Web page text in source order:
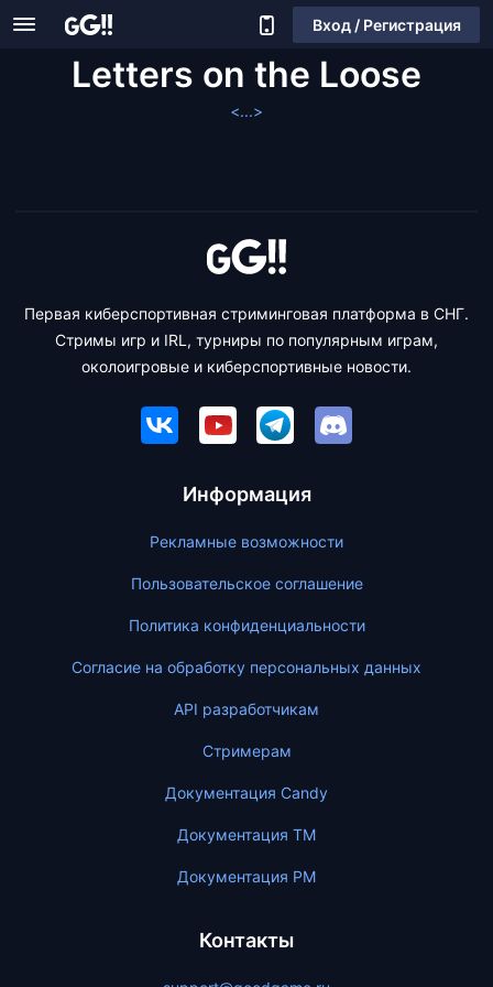
Вход / Регистрация
Letters on the Loose
<...>
Первая киберспортивная стриминговая платформа в СНГ.
Стримы игр и IRL, турниры по популярным играм,
околоигровые и киберспортивные новости.
Информация
Рекламные возможности
Пользовательское соглашение
Политика конфиденциальности
Согласие на обработку персональных данных
API разработчикам
Стримерам
Документация Candy
Документация ТМ
Документация PM
Контакты